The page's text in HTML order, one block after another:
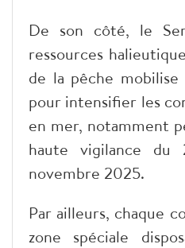
De son côté, le
ressources
de la pêche
pour intensifier les
en mer, notamment
haute vigilance
novembre 2025.
Par ailleurs, chaque
zone spéciale